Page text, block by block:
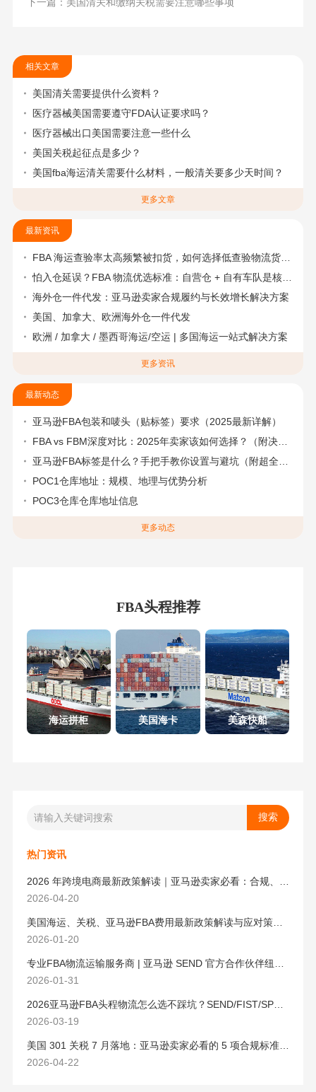
下一篇：美国清关和缴纳关税需要注意哪些事项
相关文章
美国清关需要提供什么资料？
医疗器械美国需要遵守FDA认证要求吗？
医疗器械出口美国需要注意一些什么
美国关税起征点是多少？
美国fba海运清关需要什么材料，一般清关要多少天时间？
更多文章
最新资讯
FBA 海运查验率太高频繁被扣货，如何选择低查验物流货代？
怕入仓延误？FBA 物流优选标准：自营仓 + 自有车队是核心硬指标
海外仓一件代发：亚马逊卖家合规履约与长效增长解决方案
美国、加拿大、欧洲海外仓一件代发
欧洲 / 加拿大 / 墨西哥海运/空运 | 多国海运一站式解决方案
更多资讯
最新动态
亚马逊FBA包装和唛头（贴标签）要求（2025最新详解）
FBA vs FBM深度对比：2025年卖家该如何选择？（附决策流程图）
亚马逊FBA标签是什么？手把手教你设置与避坑（附超全指南）
POC1仓库地址：规模、地理与优势分析
POC3仓库仓库地址信息
更多动态
FBA头程推荐
海运拼柜 美国海卡 美森快船
热门资讯
2026-04-20
美国海运、关税、亚马逊FBA费用最新政策解读与应对策略（2026版）
2026-01-20
2026-01-31
2026亚马逊FBA头程物流怎么选不踩坑？SEND/FIST/SPN官方认证物流商，只有这家敢承诺“准达率第一”
2026-03-19
美国 301 关税 7 月落地：亚马逊卖家必看的 5 项合规标准与稳交付方案
2026-04-22